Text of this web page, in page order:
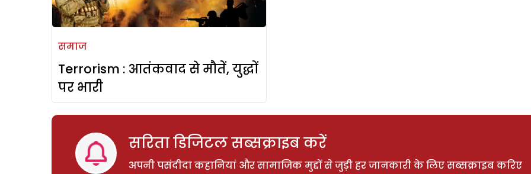
समाज
Terrorism : आतंकवाद से मौतें, युद्धों
पर भारी
सरिता डिजिटल सब्सक्राइब करें
अपनी पसंदीदा कहानियां और सामाजिक मुद्दों से जुड़ी हर जानकारी के लिए सब्सक्राइब करिए